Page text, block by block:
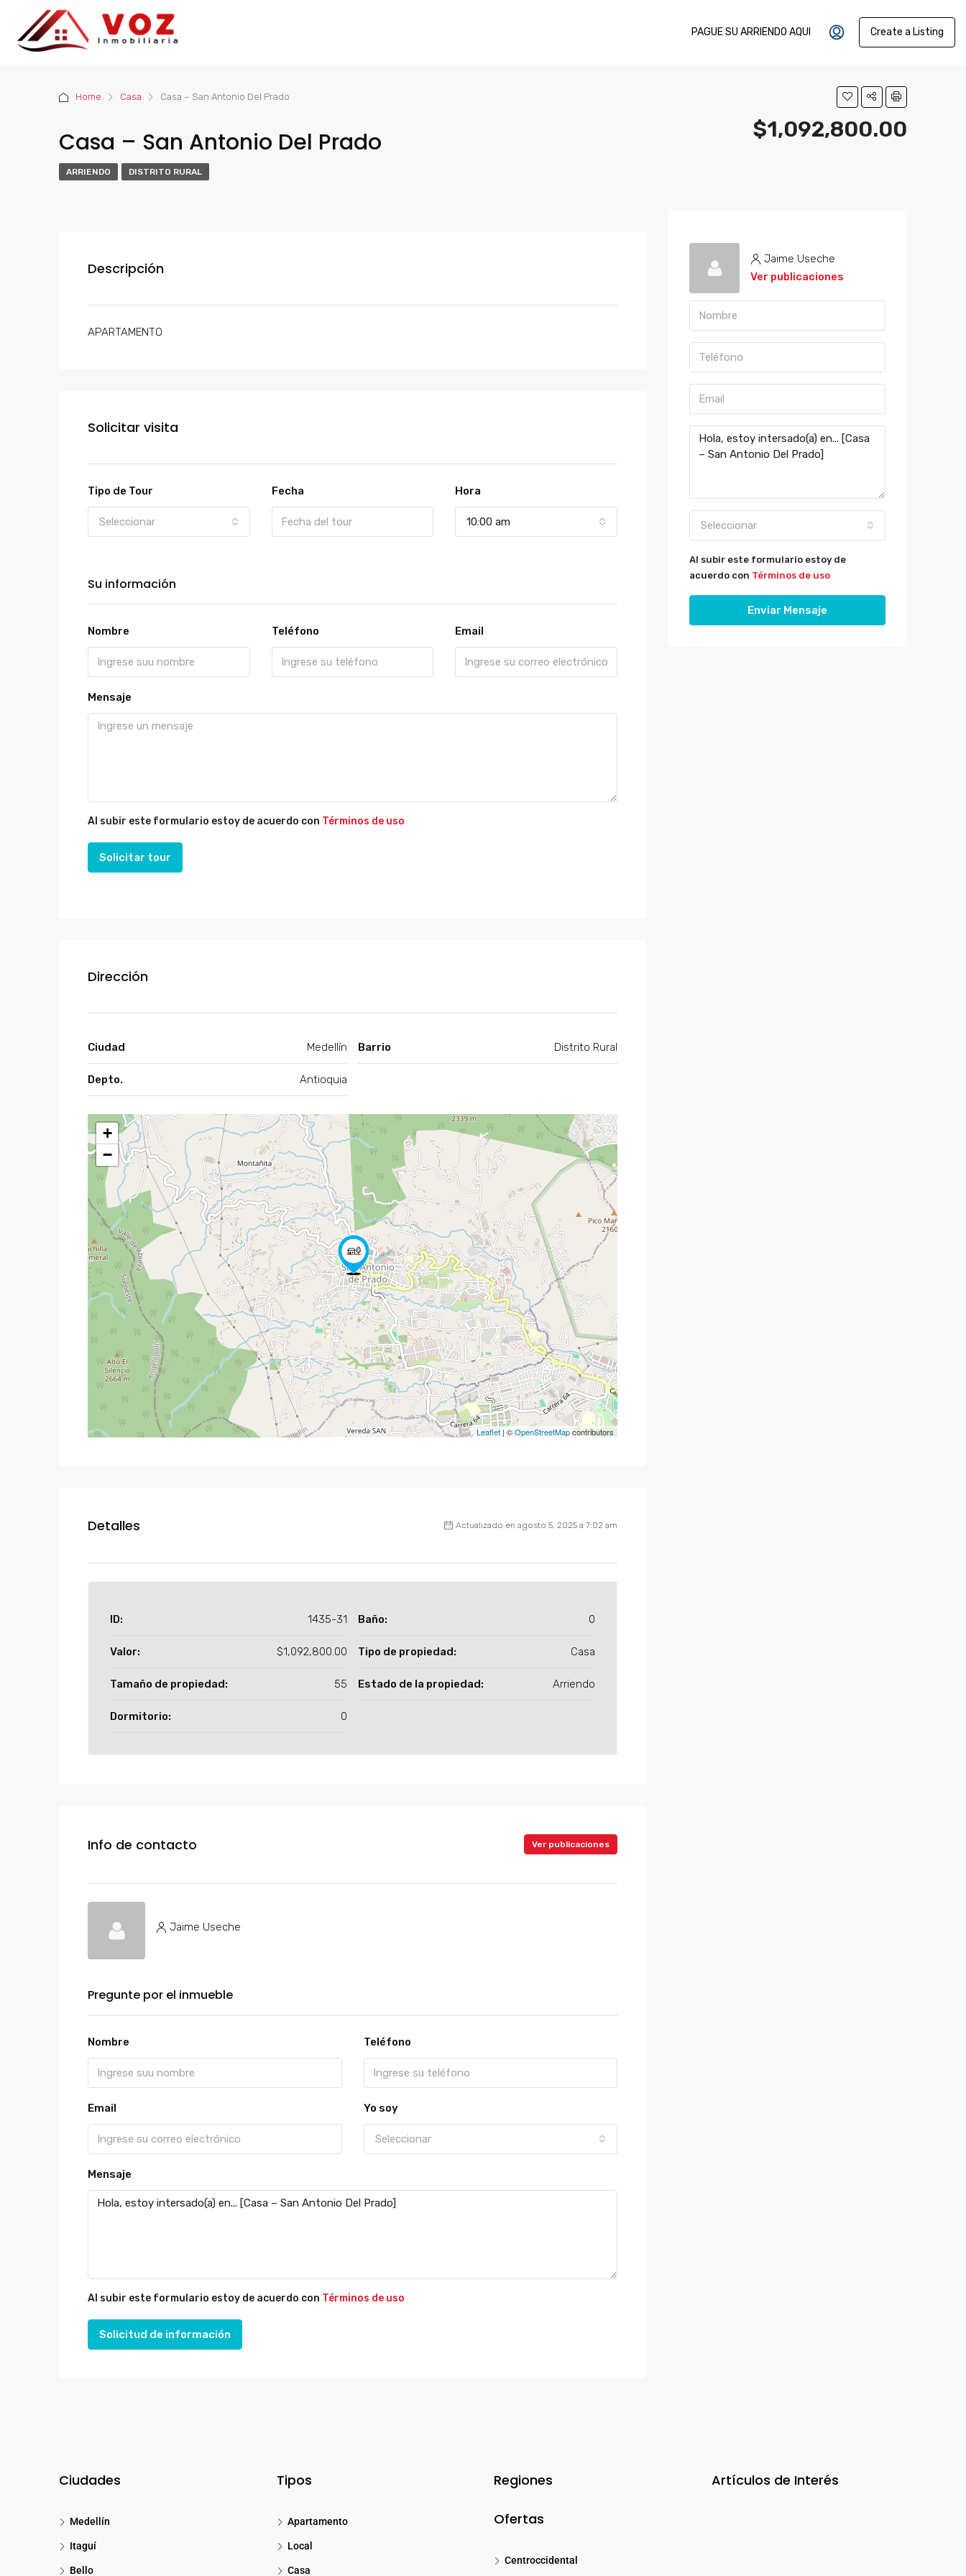
PAGUE SU ARRIENDO AQUI Create a Listing
Home Casa Casa – San Antonio Del Prado
Casa – San Antonio Del Prado $1,092,800.00
ARRIENDO DISTRITO RURAL
Descripción
APARTAMENTO
Solicitar visita
Tipo de Tour
Seleccionar
Fecha Hora
10:00 am
Su información
Nombre Teléfono Email
Mensaje
Al subir este formulario estoy de acuerdo con Términos de uso
Solicitar tour
Dirección
Ciudad Medellín
Depto. Antioquia
Barrio Distrito Rural
+
−
Leaflet| ©OpenStreetMapcontributors
Detalles Actualizado en agosto 5, 2025 a 7:02 am
ID: 1435-31
Valor: $1,092,800.00
Tamaño de propiedad: 55
Dormitorio: 0
Baño: 0
Tipo de propiedad: Casa
Estado de la propiedad: Arriendo
Info de contacto Ver publicaciones
Jaime Useche
Pregunte por el inmueble
Nombre Teléfono
Email Yo soy
Seleccionar
Mensaje
Al subir este formulario estoy de acuerdo con Términos de uso
Solicitud de información
Jaime Useche
Ver publicaciones
Seleccionar
Al subir este formulario estoy de
acuerdo con Términos de uso
Enviar Mensaje
Ciudades
Medellín
Itaguí
Bello
Tipos
Apartamento
Local
Casa
Regiones
Ofertas
Centroccidental
Artículos de Interés